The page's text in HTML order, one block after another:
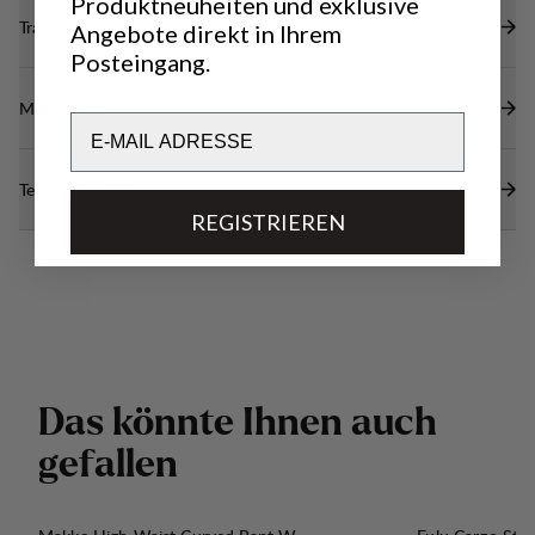
Transparenz
Materialien
Technische Daten
Das könnte Ihnen auch
gefallen
Angebote direkt in Ihrem
Posteingang.
REGISTRIEREN